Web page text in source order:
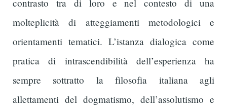
contrasto tra di loro e nel contesto di una
molteplicità di atteggiamenti metodologici e
orientamenti tematici. L’istanza dialogica come
pratica di intrascendibilità dell’esperienza ha
sempre sottratto la filosofia italiana agli
allettamenti del dogmatismo, dell’assolutismo e